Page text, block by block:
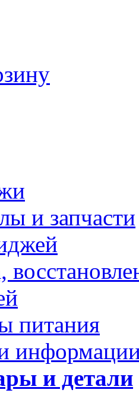
и запчасти
питания
и детали